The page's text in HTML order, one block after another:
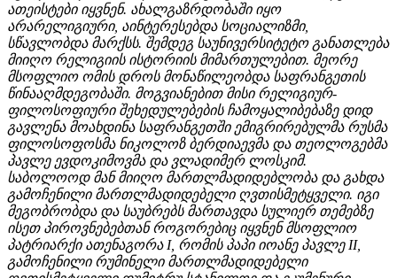
ათეისტები იყვნენ. ახალგაზრდობაში იყო
არარელიგიური, აინტერესებდა სოციალიზმი,
სწავლობდა მარქსს. შემდეგ საუნივერსიტეტო განათლება
მიიღო რელიგიის ისტორიის მიმართულებით. მეორე
მსოფლიო ომის დროს მონაწილეობდა საფრანგეთის
წინააღმდეგობაში. მოგვიანებით მისი რელიგიურ-
ფილოსოფიური შეხედულებების ჩამოყალიბებაზე დიდ
გავლენა მოახდინა საფრანგეთში ემიგრირებულმა რუსმა
ფილოსოფოსმა ნიკოლოზ ბერდიაევმა და თეოლოგებმა
პავლე ევდოკიმოვმა და ვლადიმერ ლოსკიმ.
საბოლოოდ მან მიიღო მართლმადიდებლობა და გახდა
გამოჩენილი მართლმადიდებელი ღვთისმეტყველი. იგი
მეგობრობდა და საუბრებს მართავდა სულიერ თემებზე
ისეთ პიროვნებებთან როგორებიც იყვნენ მსოფლიო
პატრიარქი ათენაგორა I, რომის პაპი იოანე პავლე II,
გამოჩენილი რუმინელი მართლმადიდებელი